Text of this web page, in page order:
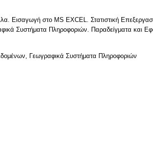
Εισαγωγή στο MS EXCEL. Στατιστική
Συστήματα Πληροφοριών. Παραδείγματα και
Γεωγραφικά Συστήματα Πληροφοριών